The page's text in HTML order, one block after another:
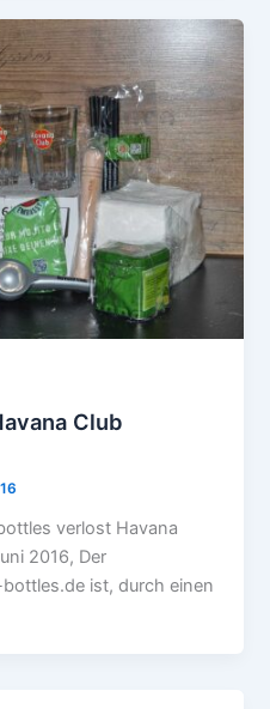
Club
verlost Havana
2016, Der
ist, durch einen